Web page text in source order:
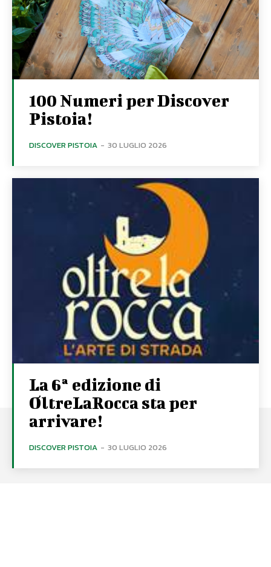
100 Numeri per Discover
Pistoia!
DISCOVER PISTOIA - 30 LUGLIO 2026
La 6ª edizione di
OltreLaRocca sta per
arrivare!
DISCOVER PISTOIA - 30 LUGLIO 2026